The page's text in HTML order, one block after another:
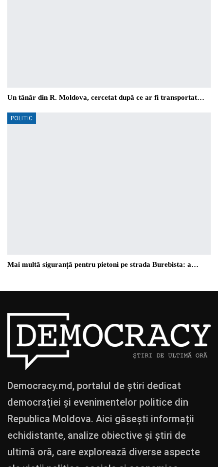
Un tânăr din R. Moldova, cercetat după ce ar fi transportat…
POLITIC
Mai multă siguranță pentru pietoni pe strada Burebista: a…
Democracy.md, portalul de știri dedicat
democrației și evenimentelor politice din
Republica Moldova. Aici găsești informații
echidistante, analize obiective și știri de
ultimă oră, care explorează diverse aspecte